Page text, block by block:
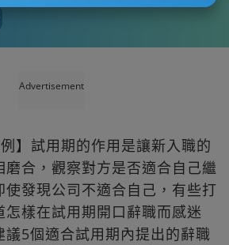
Advertisement
】試用期的作用是讓新入職的
磨合，觀察對方是否適合自己繼
使發現公司不適合自己，有些打
怎樣在試用期開口辭職而感迷
議5個適合試用期內提出的辭職